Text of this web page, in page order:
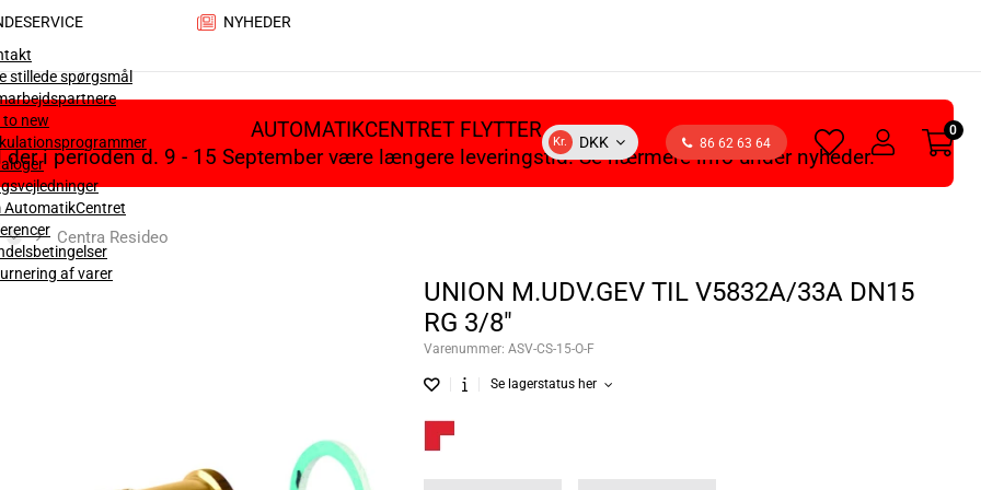
stillede spørgsmål
to new
AutomatikCentret
af varer
NYHEDER
Kr. DKK 86 62 63 64
heart
light
light
0
AUTOMATIKCENTRET FLYTTER
der i perioden d. 9 - 15 September være længere leveringstid. Se nærmere info under nyheder.
Centra Resideo
UNION M.UDV.GEV TIL V5832A/33A DN15
RG 3/8"
Varenummer: ASV-CS-15-O-F
Se lagerstatus her